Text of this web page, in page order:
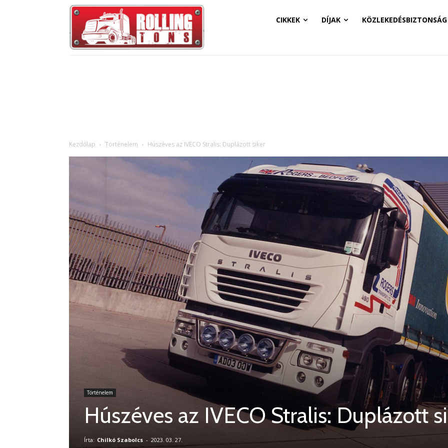
CIKKEK DÍJAK KÖZLEKEDÉSBIZTONSÁG
Kezdőlap Történelem Húszéves az IVECO Stralis: Duplázott siker
Történelem
Húszéves az IVECO Stralis: Duplázott
Írta: Chilkó Szabolcs - 2023. 03. 27.